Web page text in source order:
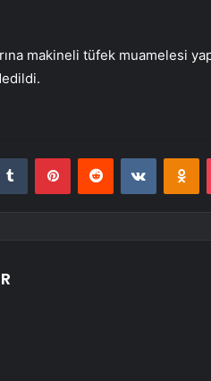
makineli tüfek muamelesi
Tumblr PinterestReddit